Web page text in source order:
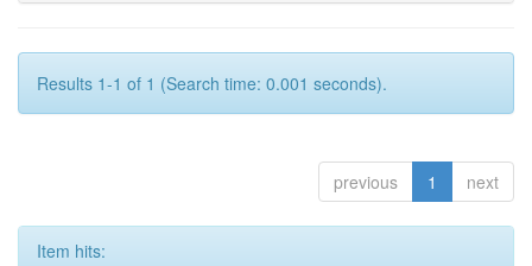
Results 1-1 of 1 (Search time: 0.001 seconds).
previous 1 next
Item hits: